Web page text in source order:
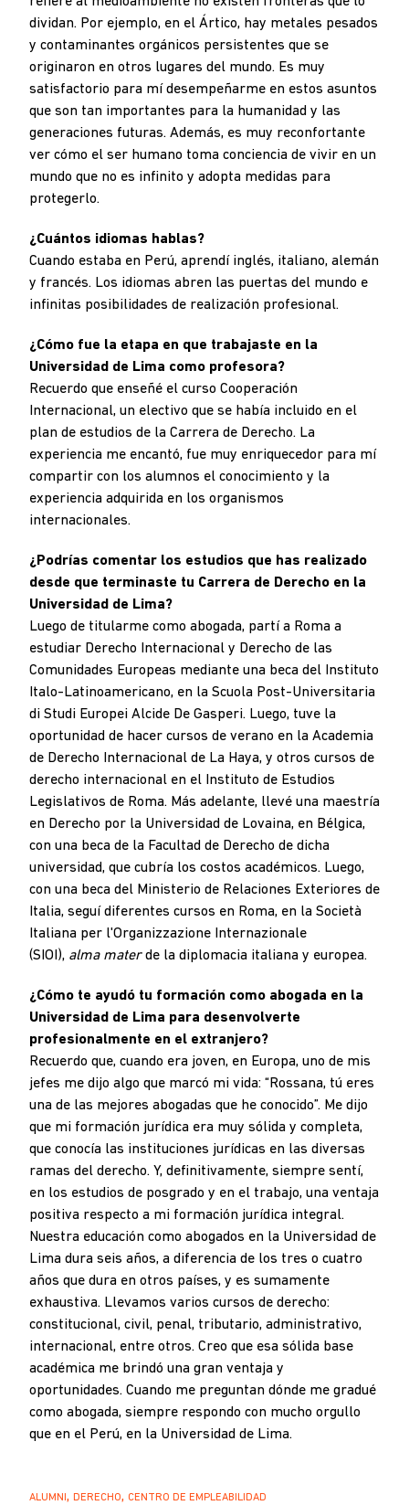
dividan. Por ejemplo, en el Ártico, hay metales pesados
y contaminantes orgánicos persistentes que se
originaron en otros lugares del mundo. Es muy
satisfactorio para mí desempeñarme en estos asuntos
que son tan importantes para la humanidad y las
generaciones futuras. Además, es muy reconfortante
ver cómo el ser humano toma conciencia de vivir en un
mundo que no es infinito y adopta medidas para
protegerlo.
¿Cuántos idiomas hablas?
Cuando estaba en Perú, aprendí inglés, italiano, alemán
y francés. Los idiomas abren las puertas del mundo e
infinitas posibilidades de realización profesional.
¿Cómo fue la etapa en que trabajaste en la
Universidad de Lima como profesora?
Recuerdo que enseñé el curso Cooperación
Internacional, un electivo que se había incluido en el
plan de estudios de la Carrera de Derecho. La
experiencia me encantó, fue muy enriquecedor para mí
compartir con los alumnos el conocimiento y la
experiencia adquirida en los organismos
internacionales.
¿Podrías comentar los estudios que has realizado
desde que terminaste tu Carrera de Derecho en la
Universidad de Lima?
Luego de titularme como abogada, partí a Roma a
estudiar Derecho Internacional y Derecho de las
Comunidades Europeas mediante una beca del Instituto
Italo-Latinoamericano, en la Scuola Post-Universitaria
di Studi Europei Alcide De Gasperi. Luego, tuve la
oportunidad de hacer cursos de verano en la Academia
de Derecho Internacional de La Haya, y otros cursos de
derecho internacional en el Instituto de Estudios
Legislativos de Roma. Más adelante, llevé una maestría
en Derecho por la Universidad de Lovaina, en Bélgica,
con una beca de la Facultad de Derecho de dicha
universidad, que cubría los costos académicos. Luego,
con una beca del Ministerio de Relaciones Exteriores de
Italia, seguí diferentes cursos en Roma, en la Società
Italiana per l'Organizzazione Internazionale
(SIOI), alma materde la diplomacia italiana y europea.
¿Cómo te ayudó tu formación como abogada en la
Universidad de Lima para desenvolverte
profesionalmente en el extranjero?
Recuerdo que, cuando era joven, en Europa, uno de mis
jefes me dijo algo que marcó mi vida: “Rossana, tú eres
una de las mejores abogadas que he conocido”. Me dijo
que mi formación jurídica era muy sólida y completa,
que conocía las instituciones jurídicas en las diversas
ramas del derecho. Y, definitivamente, siempre sentí,
en los estudios de posgrado y en el trabajo, una ventaja
positiva respecto a mi formación jurídica integral.
Nuestra educación como abogados en la Universidad de
Lima dura seis años, a diferencia de los tres o cuatro
años que dura en otros países, y es sumamente
exhaustiva. Llevamos varios cursos de derecho:
constitucional, civil, penal, tributario, administrativo,
internacional, entre otros. Creo que esa sólida base
académica me brindó una gran ventaja y
oportunidades. Cuando me preguntan dónde me gradué
como abogada, siempre respondo con mucho orgullo
que en el Perú, en la Universidad de Lima.
ALUMNI , DERECHO, CENTRO DE EMPLEABILIDAD